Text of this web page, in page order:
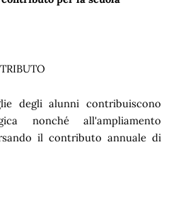
contribuiscono
nonché all'ampliamento
il contributo annuale di